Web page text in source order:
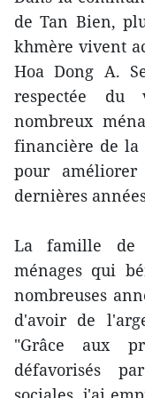
de Tan Bien,
khmère vivent
Hoa Dong A.
respectée
nombreux
financière de la
pour
dernières
La famille de
ménages qui
nombreuses
d'avoir de
"Grâce aux
défavorisés